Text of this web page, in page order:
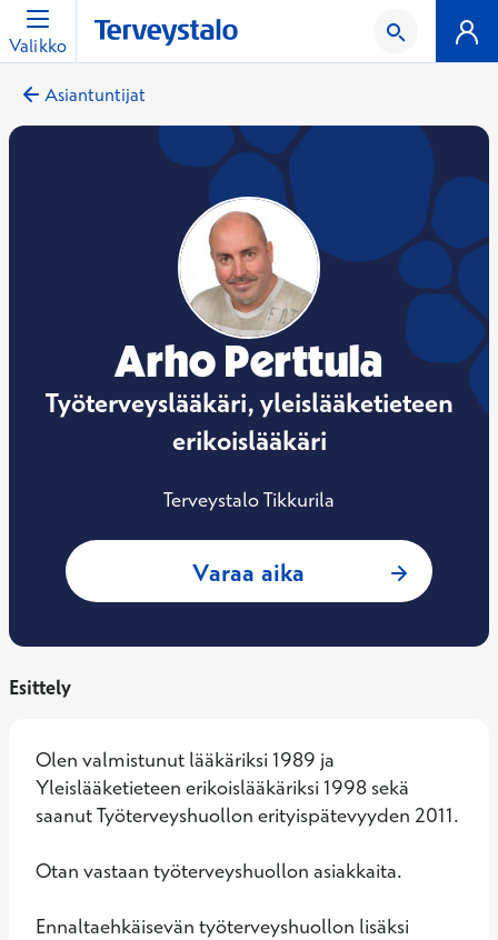
Valikko
Asiantuntijat
Arho Perttula
Työterveyslääkäri, yleislääketieteen
erikoislääkäri
Terveystalo Tikkurila
Varaa aika : Arho Perttula,
Esittely
Olen valmistunut lääkäriksi 1989 ja
Yleislääketieteen erikoislääkäriksi 1998 sekä
saanut Työterveyshuollon erityispätevyyden 2011.
Otan vastaan työterveyshuollon asiakkaita.
Ennaltaehkäisevän työterveyshuollon lisäksi